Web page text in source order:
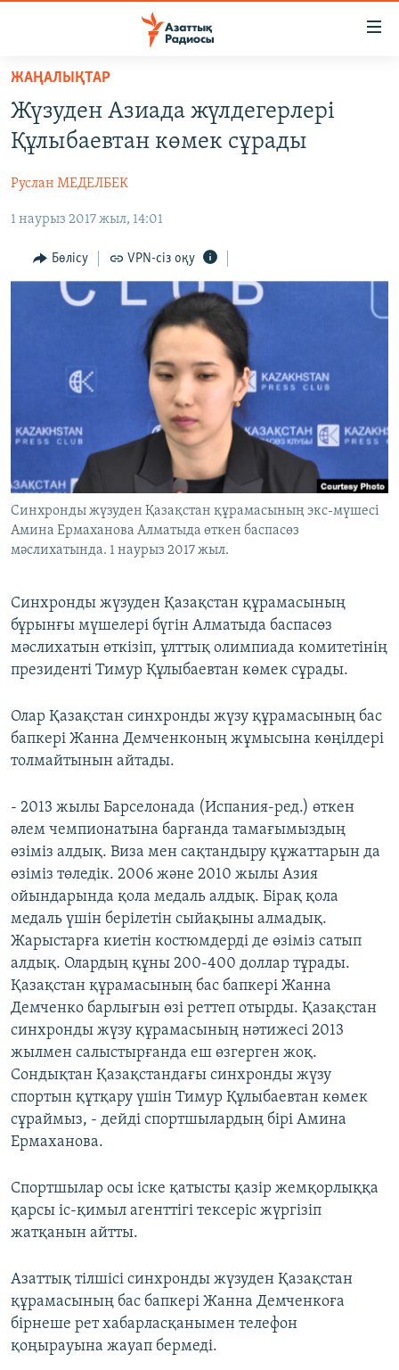
Skip
main
content
Skip
to
Navigation
САЯСАТ
AZATTYQTV
ҚАҢТАР ОҚИҒАСЫ
АДАМ ҚҰҚЫҚТАРЫ
ӘЛЕУМЕТ
ӘЛЕМ
АРНАЙЫ ЖОБАЛАР
Басқа тілдерде
ЖАҢАЛЫҚТАР
Жүзуден Азиада жүлдегерлері
Құлыбаевтан көмек сұрады
Руслан МЕДЕЛБЕК
1 наурыз 2017 жыл, 14:01
Бөлісу VPN-сіз оқу
Синхронды жүзуден Қазақстан құрамасының экс-мүшесі
Амина Ермаханова Алматыда өткен баспасөз
мәслихатында. 1 наурыз 2017 жыл.
Синхронды жүзуден Қазақстан құрамасының
бұрынғы мүшелері бүгін Алматыда баспасөз
мәслихатын өткізіп, ұлттық олимпиада комитетінің
президенті Тимур Құлыбаевтан көмек сұрады.
Олар Қазақстан синхронды жүзу құрамасының бас
бапкері Жанна Демченконың жұмысына көңілдері
толмайтынын айтады.
- 2013 жылы Барселонада (Испания-ред.) өткен
әлем чемпионатына барғанда тамағымыздың
өзіміз алдық. Виза мен сақтандыру құжаттарын да
өзіміз төледік. 2006 және 2010 жылы Азия
ойындарында қола медаль алдық. Бірақ қола
медаль үшін берілетін сыйақыны алмадық.
Жарыстарға киетін костюмдерді де өзіміз сатып
алдық. Олардың құны 200-400 доллар тұрады.
Қазақстан құрамасының бас бапкері Жанна
Демченко барлығын өзі реттеп отырды. Қазақстан
синхронды жүзу құрамасының нәтижесі 2013
жылмен салыстырғанда еш өзгерген жоқ.
Сондықтан Қазақстандағы синхронды жүзу
спортын құтқару үшін Тимур Құлыбаевтан көмек
сұраймыз, - дейді спортшылардың бірі Амина
Ермаханова.
Спортшылар осы іске қатысты қазір жемқорлыққа
қарсы іс-қимыл агенттігі тексеріс жүргізіп
жатқанын айтты.
Азаттық тілшісі синхронды жүзуден Қазақстан
құрамасының бас бапкері Жанна Демченкоға
бірнеше рет хабарласқанымен телефон
қоңырауына жауап бермеді.